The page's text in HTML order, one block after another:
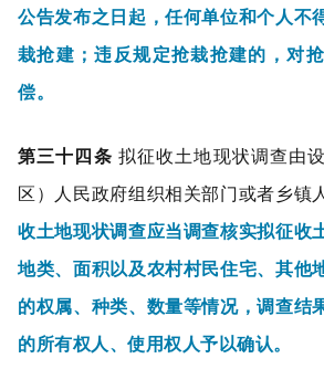
公告发布之日起，任何单位和个人不
栽抢建；违反规定抢栽抢建的，对
偿。
第三十四条 拟征收土地现状调查由
区）人民政府组织相关部门或者乡镇
收土地现状调查应当调查核实拟征收
地类、面积以及农村村民住宅、其他
的权属、种类、数量等情况，调查结
的所有权人、使用权人予以确认。